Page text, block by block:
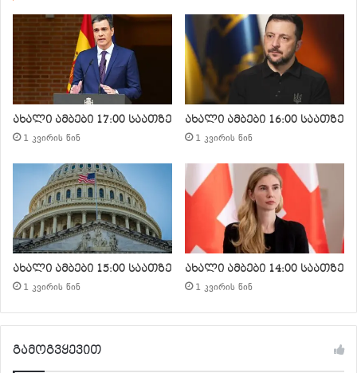
ახალი ამბები 17:00 საათზე
1 კვირის წინ
ახალი ამბები 16:00 საათზე
1 კვირის წინ
ახალი ამბები 15:00 საათზე
1 კვირის წინ
ახალი ამბები 14:00 საათზე
1 კვირის წინ
გამოგვყევით